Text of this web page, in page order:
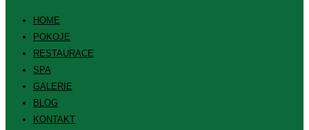
HOME
POKOJE
RESTAURACE
SPA
GALERIE
BLOG
KONTAKT